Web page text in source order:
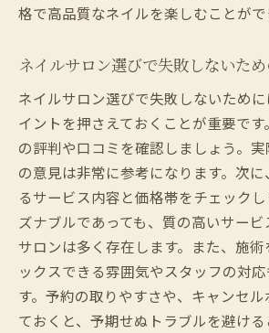
方
季節ごとのおすすめデザイ
立川市で話題のネイルアー
デザインにこだわる方にお
サロン
常連客が語る立川市ネイルサロ
方
地元で愛されるネイルサロ
常連客が選ぶ！立川市の優
利用者の声から見るサロン
立川市でリピーターが多い
格で高品質なネイルを楽しむことがで
ネイルサロン選びで失敗しないた
ネイルサロン選びで失敗しないため
イントを押さえておくことが重要で
の評判や口コミを確認しましょう。
の意見は非常に参考になります。次
るサービス内容と価格帯をチェック
ズナブルであっても、質の高いサー
サロンは多く存在します。また、施
ックスできる雰囲気やスタッフの対
す。予約の取りやすさや、キャンセ
ておくと、予期せぬトラブルを避ける